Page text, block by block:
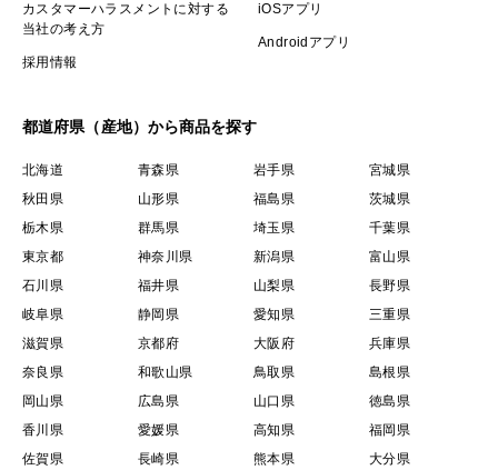
カスタマーハラスメントに対する
当社の考え方
採用情報
iOSアプリ
Androidアプリ
都道府県（産地）から商品を探す
北海道 青森県 岩手県
宮城県
秋田県
山形県 福島県
茨城県
栃木県
群馬県 埼玉県
千葉県
東京都
神奈川県 新潟県
富山県
石川県
福井県 山梨県
長野県
岐阜県
静岡県 愛知県
三重県
滋賀県
京都府 大阪府
兵庫県
奈良県
和歌山県 鳥取県
島根県
岡山県
広島県 山口県
徳島県
香川県
愛媛県 高知県
福岡県
佐賀県
長崎県 熊本県 大分県